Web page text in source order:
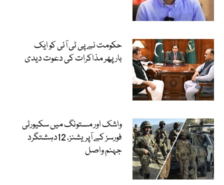
حکومت نے پی ٹی آئی کو ایک
بارپھر مذاکرات کی دعوت دیدی
واشک اور مستونگ میں سکیورٹی
فورسز کے آپریشنز، 12دہشتگرد
جہنم واصل